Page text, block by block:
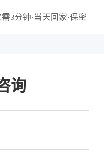
3分钟·当天回家·保密
询